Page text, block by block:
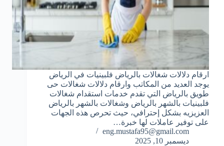
ارقام دلالات شغالات بالرياض فلبينيات في الرياض
يوجد العديد من المكاتب وارقام دلالات شغالات حى
طويق بالرياض التي تقدم خدمات استقدام شغالات
فلبينيات بالشهر بالرياض وشغالات بالشهر بالرياض
العزيزيه بشكل إحترافي، حيث تحرص هذه الجهات
على توفير عاملات لها خبرة…
eng.mustafa95@gmail.com
ديسمبر 10, 2025